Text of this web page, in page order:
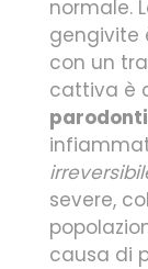
normale.
gengivite
con un
cattiva è
severe,
causa di